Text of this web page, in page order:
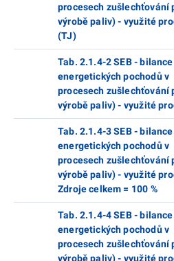
procesech zušlechťování
výrobě paliv) - využité
(TJ)
Tab. 2.1.4-2 SEB - bilance
energetických pochodů v
procesech zušlechťování
výrobě paliv) - využité
Tab. 2.1.4-3 SEB - bilance
energetických pochodů v
procesech zušlechťování
výrobě paliv) - využité
Zdroje celkem = 100 %
Tab. 2.1.4-4 SEB - bilance
energetických pochodů v
procesech zušlechťování
výrobě paliv) - využité